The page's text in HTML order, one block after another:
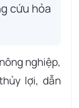
cứu hỏa
nghiệp,
lợi, dẫn